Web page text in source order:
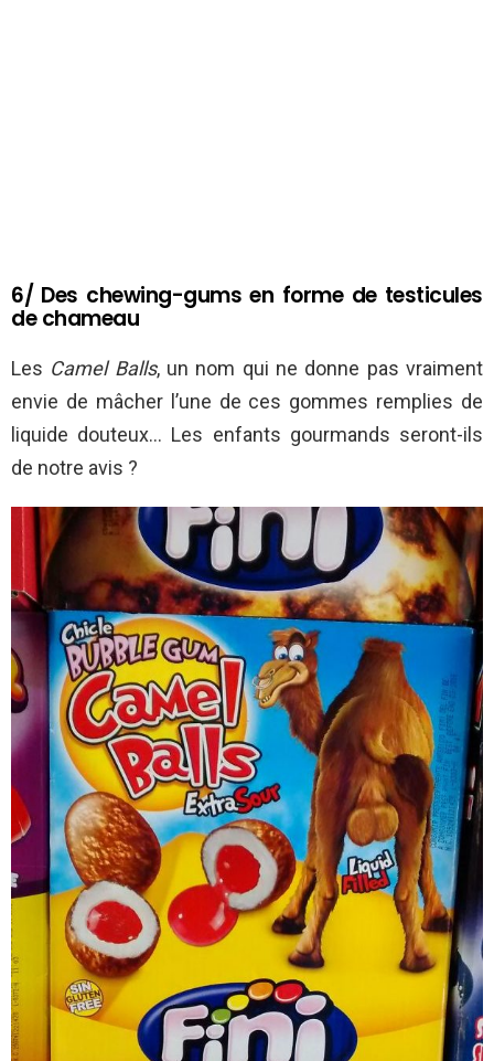
6/ Des chewing-gums en forme de testicules
de chameau
Les Camel Balls, un nom qui ne donne pas vraiment
envie de mâcher l’une de ces gommes remplies de
liquide douteux… Les enfants gourmands seront-ils
de notre avis ?